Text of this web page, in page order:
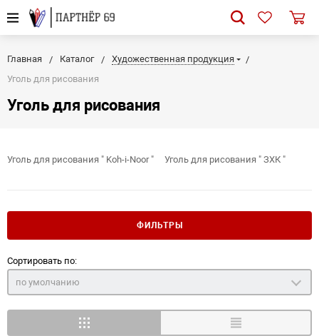
Главная Каталог
Художественная продукция
Уголь для рисования
Уголь для рисования
Уголь для рисования " Koh-i-Noor " Уголь для рисования " ЗХК "
ФИЛЬТРЫ
Сортировать по:
по умолчанию